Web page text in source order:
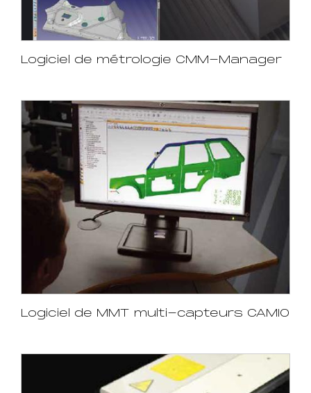
Logiciel de métrologie CMM-Manager
Logiciel de MMT multi-capteurs CAMIO